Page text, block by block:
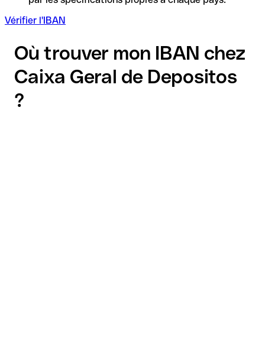
Vérifier l'IBAN
Où trouver mon IBAN chez
Caixa Geral de Depositos
?